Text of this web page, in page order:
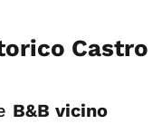
Castro
B&B vicino